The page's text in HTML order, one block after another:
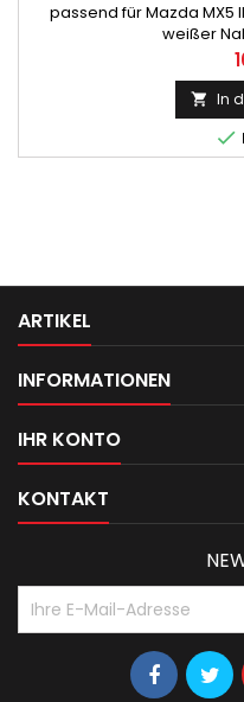
passend für Mazda MX5
weißer
 In

ARTIKEL
INFORMATIONEN
IHR KONTO
KONTAKT